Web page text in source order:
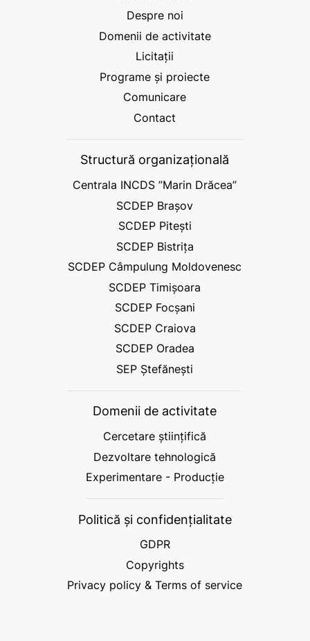
Despre noi
Domenii de activitate
Licitații
Programe și proiecte
Comunicare
Contact
Structură organizațională
Centrala INCDS ”Marin Drăcea”
SCDEP Brașov
SCDEP Pitești
SCDEP Bistrița
SCDEP Câmpulung Moldovenesc
SCDEP Timișoara
SCDEP Focșani
SCDEP Craiova
SCDEP Oradea
SEP Ștefănești
Domenii de activitate
Cercetare științifică
Dezvoltare tehnologică
Experimentare - Producție
Politică și confidențialitate
GDPR
Copyrights
Privacy policy & Terms of service